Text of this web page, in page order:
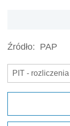
Źródło: PAP
PIT - rozliczenia